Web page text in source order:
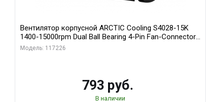
Вентилятор корпусной ARCTIC Cooling S4028-15K
1400-15000rpm Dual Ball Bearing 4-Pin Fan-Connector
(ACFAN00264A)
Модель: 117226
793 руб.
В наличии